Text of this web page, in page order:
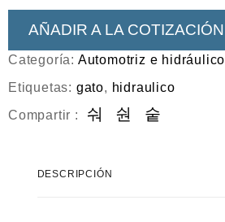
AÑADIR A LA COTIZACIÓN
Categoría: Automotriz e hidráulico
Etiquetas: gato, hidraulico
Compartir :
DESCRIPCIÓN